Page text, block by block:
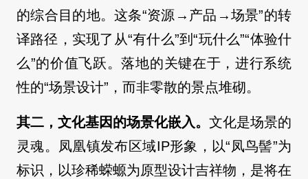
的综合目的地。这条“资源→产品→场景”的转
译路径，实现了从“有什么”到“玩什么”“体验什
么”的价值飞跃。落地的关键在于，进行系统
性的“场景设计”，而非零散的景点堆砌。
其二，文化基因的场景化嵌入。 文化是场景的
灵魂。凤凰镇发布区域IP形象，以“凤鸟髻”为
标识，以珍稀蝾螈为原型设计吉祥物，是将在